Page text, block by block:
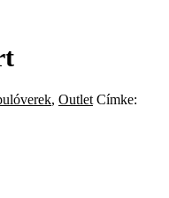
, Outlet Címke: